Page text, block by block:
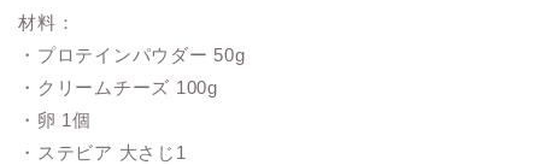
材料：
・プロテインパウダー 50g
・クリームチーズ 100g
・卵 1個
・ステビア 大さじ1